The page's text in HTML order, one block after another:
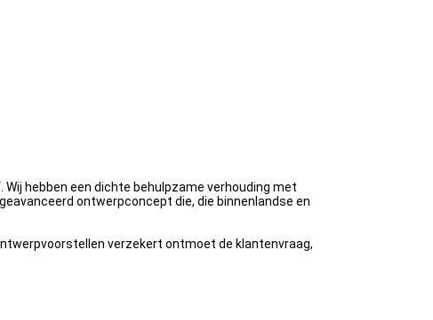
hebben een dichte behulpzame verhouding met
ontwerpconcept die, die binnenlandse en
verzekert ontmoet de klantenvraag,